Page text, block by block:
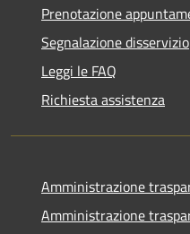
Prenotazione
Segnalazione disservizio
Leggi le FAQ
Richiesta assistenza
Amministrazione
Amministrazione